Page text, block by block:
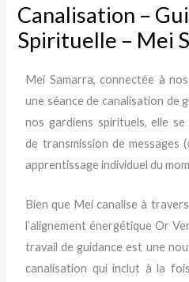
Canalisation –
Spirituelle – Mei
Mei Samarra, connectée à
une séance de canalisation de
nos gardiens spirituels, elle
de transmission de messages
apprentissage individuel du
Bien que Mei canalise à
l’alignement énergétique Or
travail de guidance est une
canalisation qui inclut à la